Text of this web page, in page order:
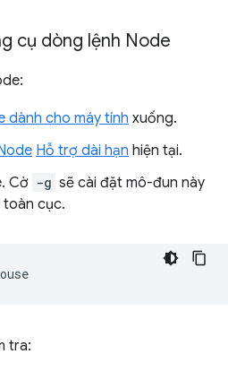
cụ dòng lệnh Node
dành cho máy tính xuống.
Hỗ trợ dài hạn hiện tại.
Cờ -g sẽ cài đặt mô-đun này
cục.
tra: